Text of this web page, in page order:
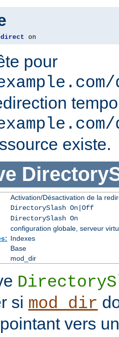
on
pour
existe.
Activation/Désactivation de la
DirectorySlash On|Off
DirectorySlash On
configuration globale, serveur
Indexes
Base
mod_dir
si mod_dir
vers